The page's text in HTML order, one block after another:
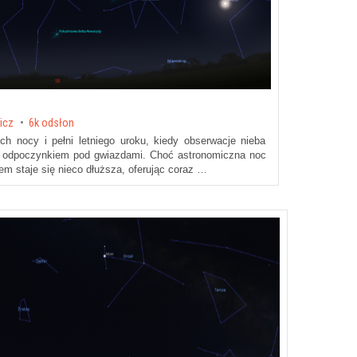
6k odsłon
nocy i pełni letniego uroku, kiedy obserwacje nieba
pod gwiazdami. Choć astronomiczna noc
staje się nieco dłuższa, oferując coraz …